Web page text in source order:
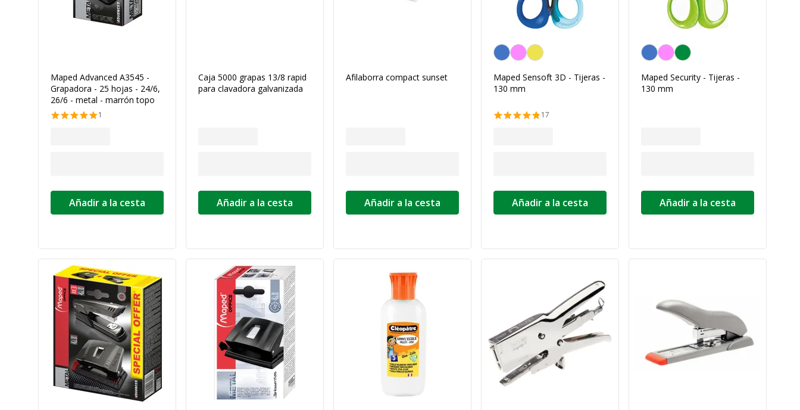
Maped Advanced A3545 -
Grapadora - 25 hojas - 24/6,
26/6 - metal - marrón topo
1
Añadir a la cesta
Caja 5000 grapas 13/8 rapid
para clavadora galvanizada
Añadir a la cesta
Afilaborra compact sunset
Añadir a la cesta
Personalización del color
Maped Sensoft 3D - Tijeras -
130 mm
17
Añadir a la cesta
Personalización del color
Maped Security - Tijeras -
130 mm
Añadir a la cesta